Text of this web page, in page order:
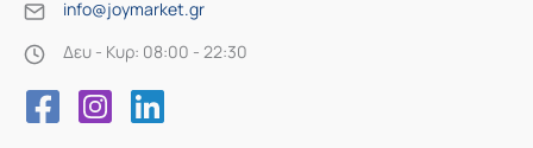
info@joymarket.gr
Δευ - Κυρ: 08:00 - 22:30